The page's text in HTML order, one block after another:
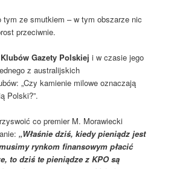
ze smutkiem – w tym obszarze nic
przeciwnie.
Gazety Polskieji w czasie jego
z australijskich
„Czy kamienie milowe oznaczają
Polski?”.
co premier M. Morawiecki
„Właśnie dziś, kiedy pieniądz jest
rynkom finansowym płacić
to dziś te pieniądze z KPO są